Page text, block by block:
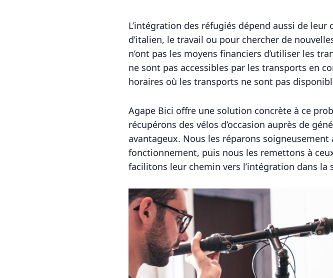
L’intégration des réfugiés dépend aussi de
d’italien, le travail ou pour chercher de
n’ont pas les moyens financiers d’utiliser les
ne sont pas accessibles par les transports en
horaires où les transports ne sont pas
Agape Bici offre une solution concrète à ce
récupérons des vélos d’occasion auprès de
avantageux. Nous les réparons
fonctionnement, puis nous les remettons à
facilitons leur chemin vers l’intégration dans